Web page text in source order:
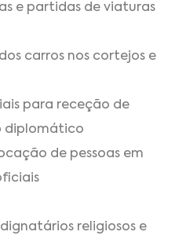
e partidas de viaturas
carros nos cortejos e
para receção de
diplomático
de pessoas em
religiosos e